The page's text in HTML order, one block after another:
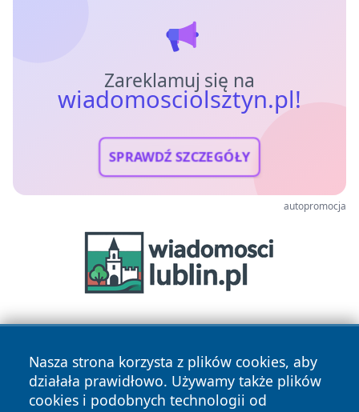
Zareklamuj się na
wiadomosciolsztyn.pl!
SPRAWDŹ SZCZEGÓŁY
autopromocja
Nasza strona korzysta z plików cookies, aby
działała prawidłowo. Używamy także plików
cookies i podobnych technologii od